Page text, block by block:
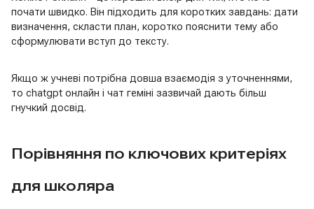
почати швидко. Він підходить для коротких завдань: дати
визначення, скласти план, коротко пояснити тему або
сформулювати вступ до тексту.
Якщо ж учневі потрібна довша взаємодія з уточненнями,
то chatgpt онлайн і чат геміні зазвичай дають більш
гнучкий досвід.
Порівняння по ключових критеріях
для школяра